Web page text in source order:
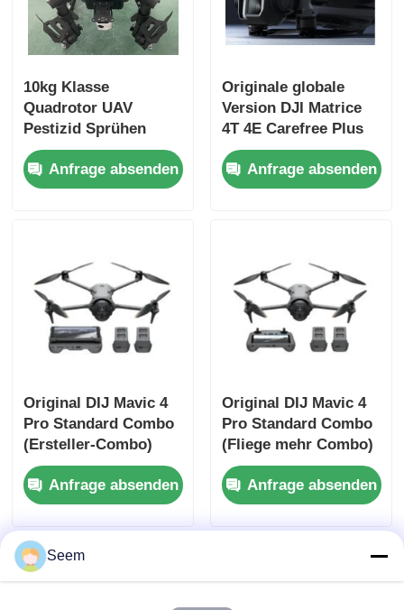
10kg Klasse
Quadrotor UAV
Pestizid Sprühen
Drohne angepasst
Vier Rotor Drohne
Anfrage absenden
Originale globale
Version DJI Matrice
4T 4E Carefree Plus
Modular Drohne
Matrice 4E 4t
Universal UAV mit
Anfrage absenden
Original DIJ Mavic 4
Pro Standard Combo
(Ersteller-Combo)
Anfrage absenden
Original DIJ Mavic 4
Pro Standard Combo
(Fliege mehr Combo)
Anfrage absenden
Seem